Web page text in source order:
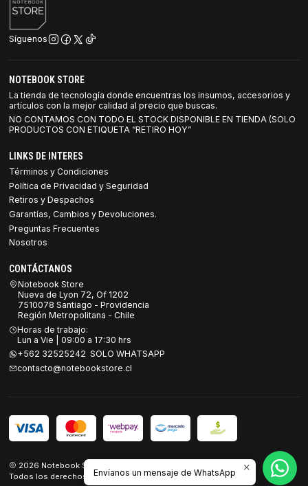
Síguenos
NOTEBOOK STORE
La tienda de tecnología donde encuentras los insumos, accesorios y
artículos con la mejor calidad al precio que buscas.
NO CONTAMOS CON TODO EL STOCK DISPONIBLE EN TIENDA (SOLO
PRODUCTOS CON ETIQUETA “RETIRO HOY”
LINKS DE INTERES
Términos y Condiciones
Política de Privacidad y Seguridad
Retiros y Despachos
Garantías, Cambios y Devoluciones.
Preguntas Frecuentes
Nosotros
CONTÁCTANOS
Notebook Store
Nueva de Lyon 72, Of 1202
7510078 Santiago - Providencia
Región Metropolitana - Chile
Horas de trabajo:
Lun a Vie | 09:00 a 17:30 hrs
+562 32525242 SOLO WHATSAPP
contacto@notebookstore.cl
2026 Notebook Store.
Todos los derechos reservados.Desarrollado por Jumpseller
Envíanos un mensaje de WhatsApp